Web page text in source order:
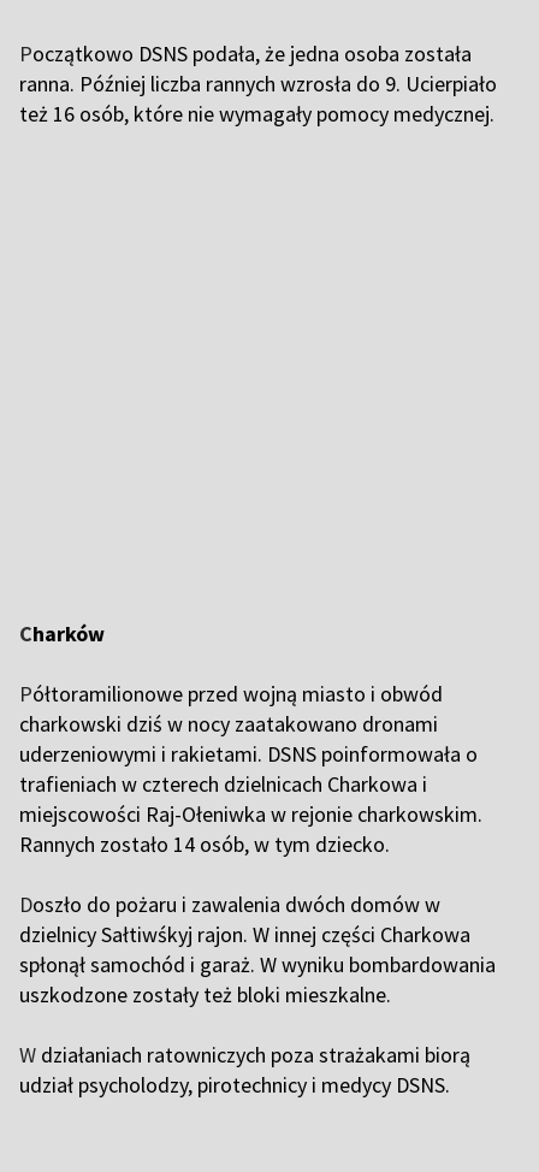
Początkowo DSNS podała, że jedna osoba została
ranna. Później liczba rannych wzrosła do 9. Ucierpiało
też 16 osób, które nie wymagały pomocy medycznej.
Charków
Półtoramilionowe przed wojną miasto i obwód
charkowski dziś w nocy zaatakowano dronami
uderzeniowymi i rakietami. DSNS poinformowała o
trafieniach w czterech dzielnicach Charkowa i
miejscowości Raj-Ołeniwka w rejonie charkowskim.
Rannych zostało 14 osób, w tym dziecko.
Doszło do pożaru i zawalenia dwóch domów w
dzielnicy Sałtiwśkyj rajon. W innej części Charkowa
spłonął samochód i garaż. W wyniku bombardowania
uszkodzone zostały też bloki mieszkalne.
W działaniach ratowniczych poza strażakami biorą
udział psycholodzy, pirotechnicy i medycy DSNS.